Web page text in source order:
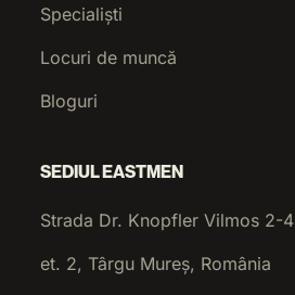
Specialiști
Locuri de muncă
Bloguri
SEDIUL EASTMEN
Strada Dr. Knopfler Vilmos 2-4
et. 2, Târgu Mureș, România